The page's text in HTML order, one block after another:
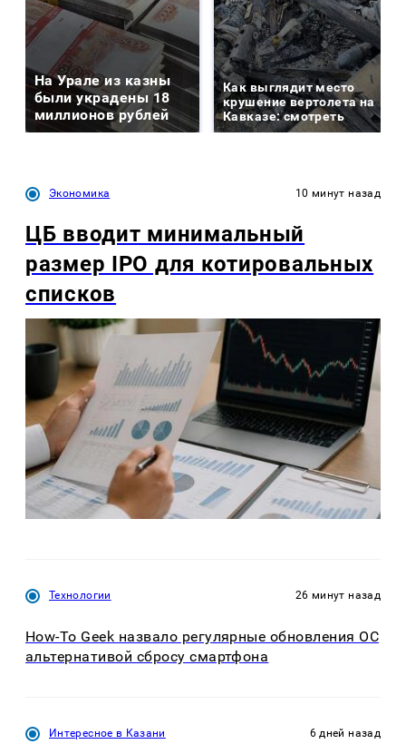
На Урале из казны
были украдены 18
миллионов рублей
Как выглядит место
крушение вертолета на
Кавказе: смотреть
Экономика 10 минут назад
ЦБ вводит минимальный
размер IPO для котировальных
списков
Технологии 26 минут назад
How-To Geek назвало регулярные обновления ОС
альтернативой сбросу смартфона
Интересное в Казани 6 дней назад